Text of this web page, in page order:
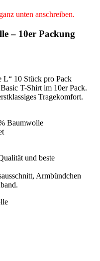
unten anschreiben.
– 10er Packung
L“ 10 Stück pro Pack
T-Shirt im 10er Pack.
Tragekomfort.
Baumwolle
und beste
Armbündchen